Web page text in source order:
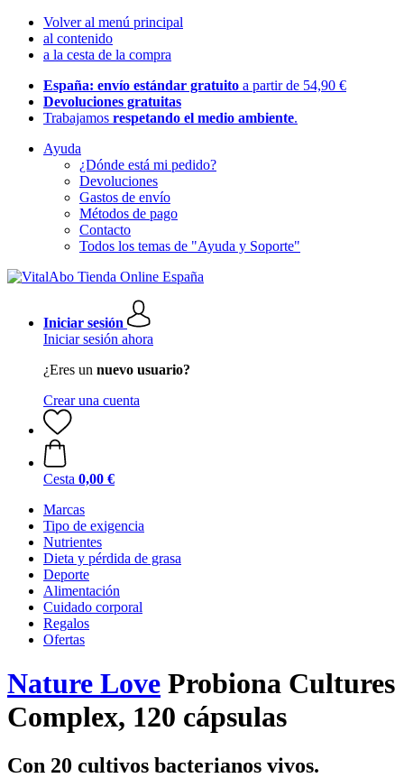
Volver al menú principal
al contenido
a la cesta de la compra
España: envío estándar gratuito a partir de 54,90 €
Devoluciones gratuitas
Trabajamos respetando el medio ambiente.
Ayuda
¿Dónde está mi pedido?
Devoluciones
Gastos de envío
Métodos de pago
Contacto
Todos los temas de "Ayuda y Soporte"
Iniciar sesión
Iniciar sesión ahora
¿Eres un nuevo usuario?
Crear una cuenta
Cesta 0,00 €
Marcas
Tipo de exigencia
Nutrientes
Dieta y pérdida de grasa
Deporte
Alimentación
Cuidado corporal
Regalos
Ofertas
Nature Love Probiona Cultures
Complex, 120 cápsulas
Con 20 cultivos bacterianos vivos.